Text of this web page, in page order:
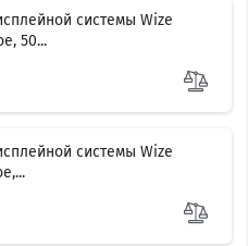
системы Wize
50...
системы Wize